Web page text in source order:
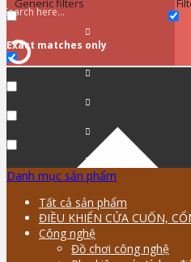
Generic filters
Exact matches only
Danh mục sản phẩm
Tất cả sản phẩm
ĐIỀU KHIỂN CỬA CUỐN,
Công nghệ
Đồ chơi công nghệ